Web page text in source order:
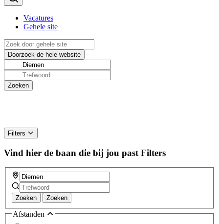
Vacatures
Gehele site
Filters
Vind hier de baan die bij jou past Filters
Zoeken Zoeken
Afstanden